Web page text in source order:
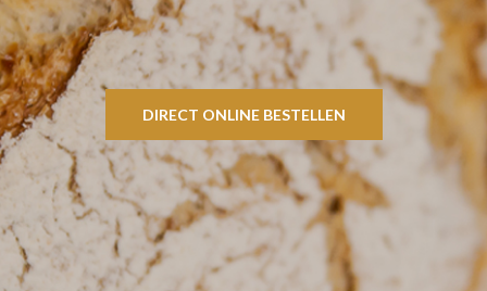
DIRECT ONLINE BESTELLEN